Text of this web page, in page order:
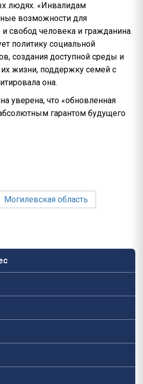
людях. «Инвалидам
возможности для
свобод человека и гражданина.
политику социальной
создания доступной среды и
жизни, поддержку семей с
она.
уверена, что «обновленная
гарантом будущего
Могилевская область